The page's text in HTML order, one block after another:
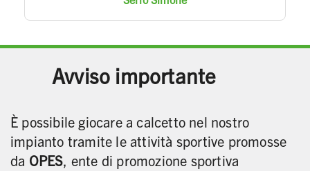
Avviso importante
È possibile giocare a calcetto nel nostro
impianto tramite le attività sportive promosse
da OPES, ente di promozione sportiva